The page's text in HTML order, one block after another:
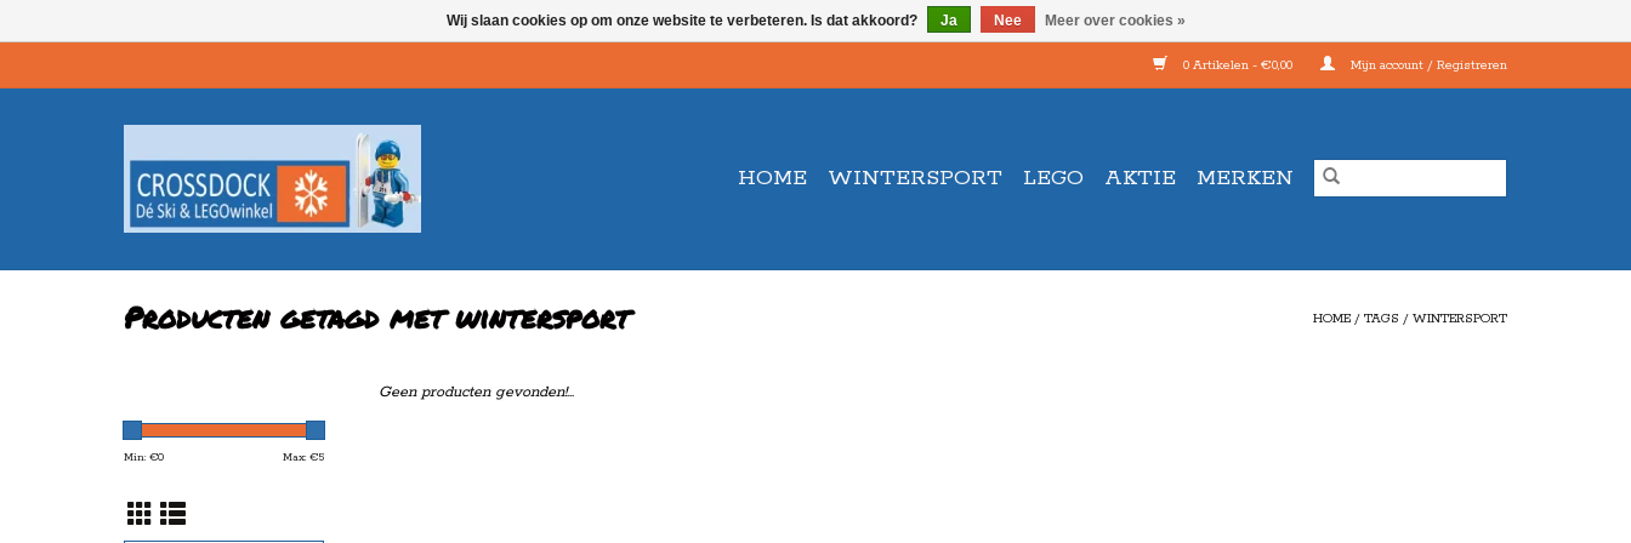
0 Artikelen - €0,00 Mijn account / Registreren
HOME WINTERSPORT LEGO AKTIE MERKEN
Producten getagd met wintersport HOME / TAGS / WINTERSPORT
Min: €0 Max: €5
Geen producten gevonden!...
Wij slaan cookies op om onze website te verbeteren. Is dat akkoord? Ja Nee Meer over cookies »